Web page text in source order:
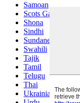
Samoan
Scots Gaelic
Shona
Sindhi
Sundanese
Swahili
Tajik
Tamil
Telugu
Thai
Ukrainian